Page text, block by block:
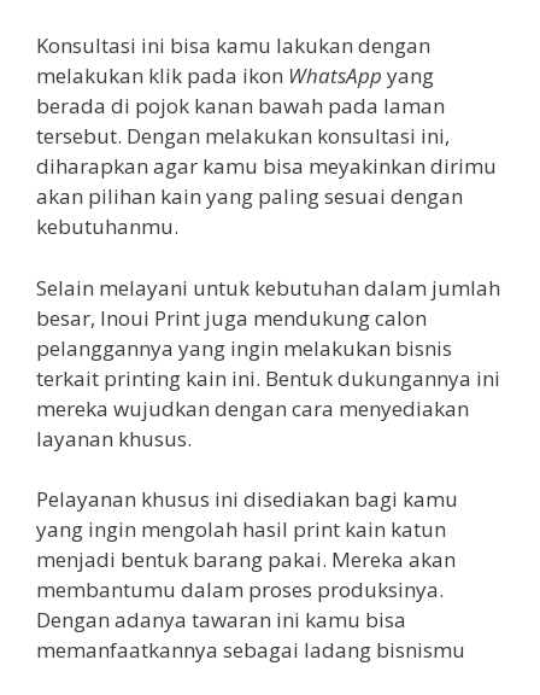
Konsultasi ini bisa kamu lakukan dengan
melakukan klik pada ikon WhatsApp yang
berada di pojok kanan bawah pada laman
tersebut. Dengan melakukan konsultasi ini,
diharapkan agar kamu bisa meyakinkan dirimu
akan pilihan kain yang paling sesuai dengan
kebutuhanmu.
Selain melayani untuk kebutuhan dalam jumlah
besar, Inoui Print juga mendukung calon
pelanggannya yang ingin melakukan bisnis
terkait printing kain ini. Bentuk dukungannya ini
mereka wujudkan dengan cara menyediakan
layanan khusus.
Pelayanan khusus ini disediakan bagi kamu
yang ingin mengolah hasil print kain katun
menjadi bentuk barang pakai. Mereka akan
membantumu dalam proses produksinya.
Dengan adanya tawaran ini kamu bisa
memanfaatkannya sebagai ladang bisnismu